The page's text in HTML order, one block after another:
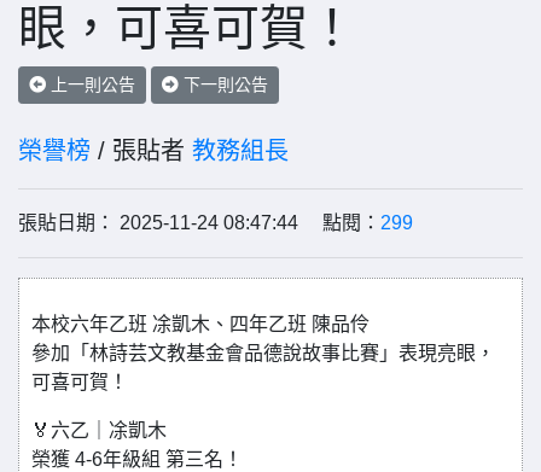
眼，可喜可賀！
上一則公告 下一則公告
榮譽榜 / 張貼者 教務組長
張貼日期： 2025-11-24 08:47:44 點閱： 299
本校六年乙班 凃凱木、四年乙班 陳品伶
參加「林詩芸文教基金會品德說故事比賽」表現亮眼，
可喜可賀！
🏅六乙｜凃凱木
榮獲 4-6年級組 第三名！